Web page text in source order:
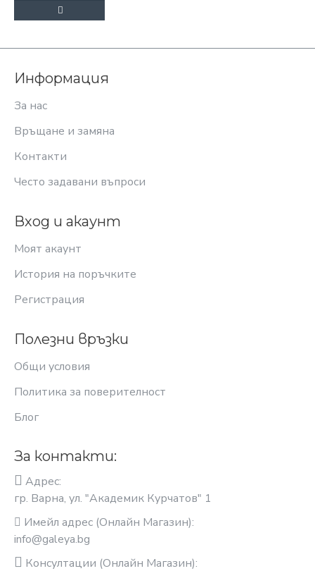
Информация
За нас
Връщане и замяна
Контакти
Често задавани въпроси
Вход и акаунт
Моят акаунт
История на поръчките
Регистрация
Полезни връзки
Общи условия
Политика за поверителност
Блог
За контакти:
Адрес:
гр. Варна, ул. "Академик Курчатов" 1
Имейл адрес (Онлайн Магазин):
info@galeya.bg
Консултации (Онлайн Магазин):